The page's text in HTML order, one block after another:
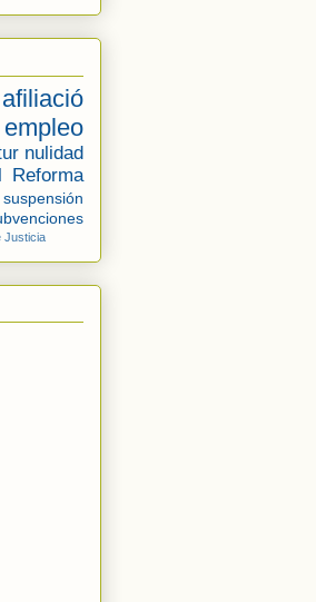
afiliació
empleo
nulidad
Reforma
suspensión
Justicia